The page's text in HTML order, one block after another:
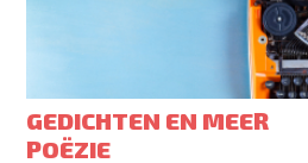
GEDICHTEN EN MEER
POËZIE